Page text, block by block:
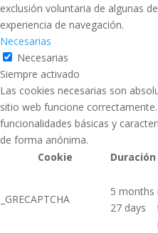
exclusión voluntaria de algunas
experiencia de navegación.
Necesarias
Necesarias
Siempre activado
Las cookies necesarias son
sitio web funcione
funcionalidades básicas y
de forma anónima.
Cookie
Duración
_GRECAPTCHA
5 months
27 days